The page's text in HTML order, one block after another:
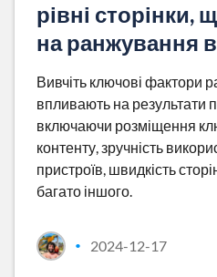
рівні
на ранжування
Вивчіть ключові фактори
впливають на результати
включаючи розміщення
контенту, зручність
пристроїв, швидкість
багато іншого.
• 2024-12-17